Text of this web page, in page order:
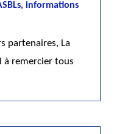
, informations
partenaires, La
à remercier tous